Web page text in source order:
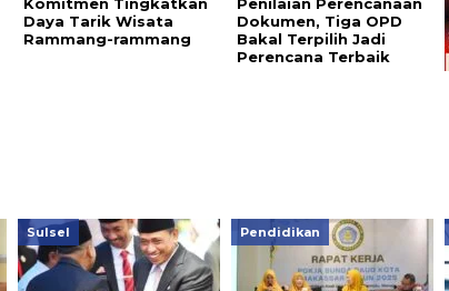
Daya Tarik Wisata
Rammang-rammang
Dokumen, Tiga OPD
Bakal Terpilih Jadi
Perencana Terbaik
Sulsel Pendidikan